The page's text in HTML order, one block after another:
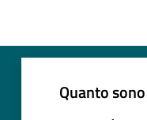
Quanto